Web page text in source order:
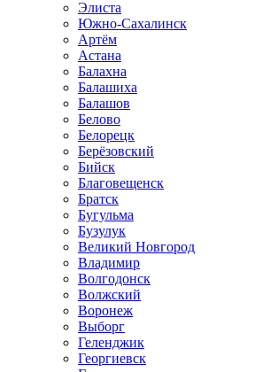
Элиста
Южно-Сахалинск
Артём
Астана
Балахна
Балашиха
Балашов
Белово
Белорецк
Берёзовский
Бийск
Благовещенск
Братск
Бугульма
Бузулук
Великий Новгород
Владимир
Волгодонск
Волжский
Воронеж
Выборг
Геленджик
Георгиевск